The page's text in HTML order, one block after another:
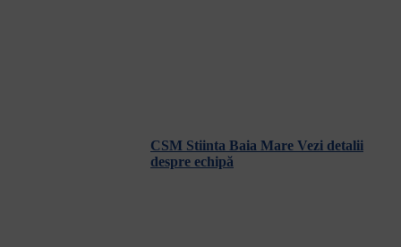
CSM Stiinta Baia Mare Vezi detalii
despre echipă